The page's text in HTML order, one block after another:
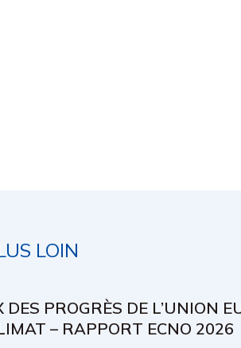
LOIN
DES PROGRÈS DE L’UNION
– RAPPORT ECNO 2026